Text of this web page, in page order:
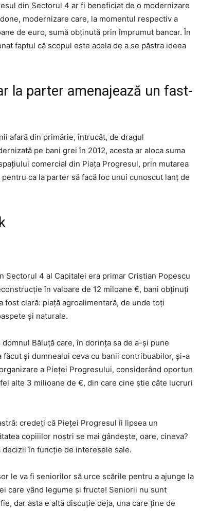
din Sectorul 4 ar fi beneficiat de o modernizare
modernizare care, la momentul respectiv a
de euro, sumă obținută prin împrumut bancar. În
faptul că scopul este acela de a se păstra ideea
la parter amenajează un fast-
afară din primărie, întrucât, de dragul
pe bani grei în 2012, acesta ar aloca suma
comercial din Piața Progresul, prin mutarea
ca la parter să facă loc unui cunoscut lanț de
Sectorul 4 al Capitalei era primar Cristian Popescu
în valoare de 12 miloane €, bani obținuți
clară: piață agroalimentară, de unde toți
și naturale.
Băluță care, în dorința sa de a-și pune
făcut și dumnealui ceva cu banii contribuabilor, și-a
a Pieței Progresului, considerând oportun
alte 3 milioane de €, din care cine știe câte lucruri
credeți că Pieței Progresul îi lipsea un
copiiilor noștri se mai gândește, oare, cineva?
decizii în funcție de interesele sale.
le va fi seniorilor să urce scările pentru a ajunge la
care vând legume și fructe! Seniorii nu sunt
dar asta e altă discuție deja, una care ține de